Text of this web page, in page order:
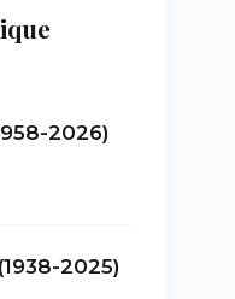
2026)
2025)